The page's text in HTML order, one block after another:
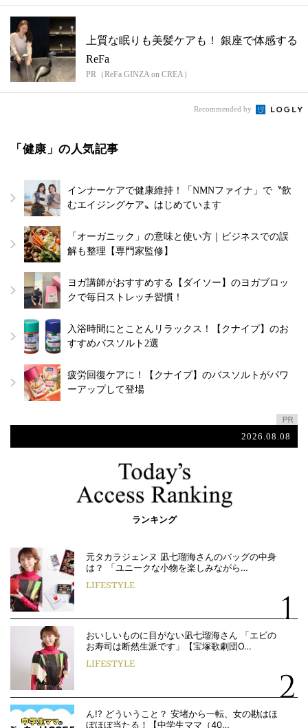
上質な眠りも美髪ケアも！ 銀座で体感する
ReFa
PR（ReFa GINZA on CREA）
Recommended by
「健康」の人気記事
インナーケアで健康維持！「NMNファイナ」で〝飲
むエイジングケア〟はじめています
「オーガニック」の意味と使い方｜ビジネスでの誤
解も整理【専門家監修】
ヨガ講師がおすすめする【ダイソー】のヨガブロッ
クで毎日ストレッチ習慣！
入浴時間にとことんリラックス！【クナイプ】のお
すすめバスソルト2選
疲労回復ケアに！【クナイプ】のバスソルトがパワ
ーアップして登場
2026.08.08
ランキング
元タカラジェンヌ 凪七瑠海さんのバッグの中身
は？ 「ユニークな小物を楽しみながら…
LIFESTYLE
おいしいものに目がない凪七瑠海さん 「エビの
お寿司は断然生派です」【宝塚歌劇団O…
LIFESTYLE
ん!? どういうこと？ 安堵から一転、女の勘はほ
ぼほぼ当たる！【中学生ママ（40…